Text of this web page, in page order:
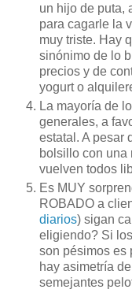
un hijo de puta,
para cagarle la
muy triste. Hay
sinónimo de lo
precios y de
yogurt o
La mayoría de
generales, a
estatal. A pesar
bolsillo con una
vuelven todos
Es MUY
ROBADO a
diarios) sigan
eligiendo? Si
son pésimos es
hay asimetría
semejantes